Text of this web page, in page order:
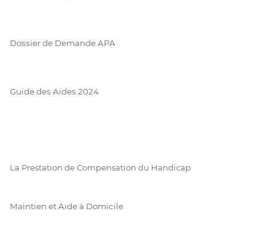
Dossier de Demande APA
Guide des Aides 2024
La Prestation de Compensation du Handicap
Maintien et Aide à Domicile